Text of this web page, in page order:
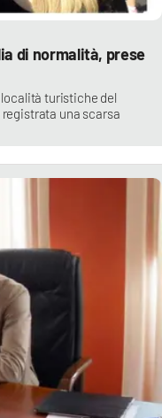
di normalità, prese
turistiche del
una scarsa